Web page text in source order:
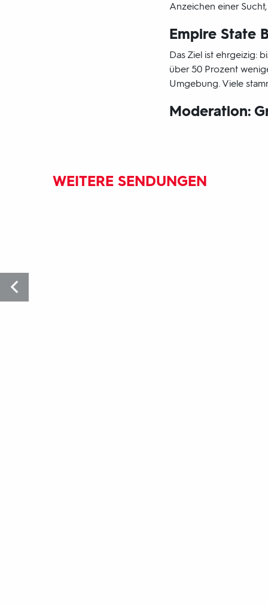
Anzeichen einer
Empire State
Das Ziel ist ehrgeizig:
über 50 Prozent
Umgebung. Viele
Moderation:
WEITERE SENDUNGEN